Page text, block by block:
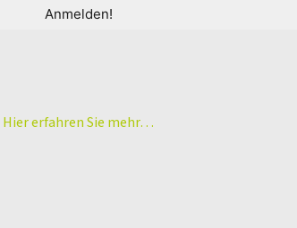
Hier erfahren Sie mehr…